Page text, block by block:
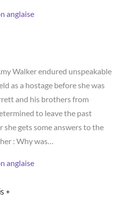
anglaise
Walker endured unspeakable
as a hostage before she was
and his brothers from
to leave the past
gets some answers to the
: Why was…
anglaise
+